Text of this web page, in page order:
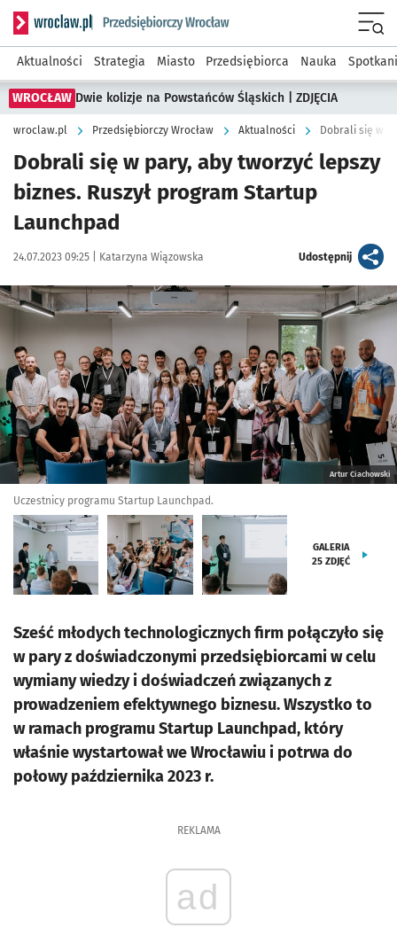
Serwis informacyjny wroclaw.pl podserwis: Strategia
Aktualności Strategia Miasto Przedsiębiorca Nauka
WROCŁAW Dwie kolizje na Powstańców Śląskich | ZDJĘCIA
wroclaw.pl Przedsiębiorczy Wrocław Aktualności Dobrali się w
Dobrali się w pary, aby tworzyć lepszy
biznes. Ruszył program Startup
Launchpad
Data publikacji:
24.07.2023 09:25 | Autor:
Katarzyna Wiązowska Udostępnijartykuł
Kliknij, aby zobaczyć galerię
Artur Ciachowski
Uczestnicy programu Startup Launchpad.
GALERIA
25 ZDJĘĆ
Sześć młodych technologicznych firm połączyło się
w pary z doświadczonymi przedsiębiorcami w celu
wymiany wiedzy i doświadczeń związanych z
prowadzeniem efektywnego biznesu. Wszystko to
w ramach programu Startup Launchpad, który
właśnie wystartował we Wrocławiu i potrwa do
połowy października 2023 r.
REKLAMA
ad